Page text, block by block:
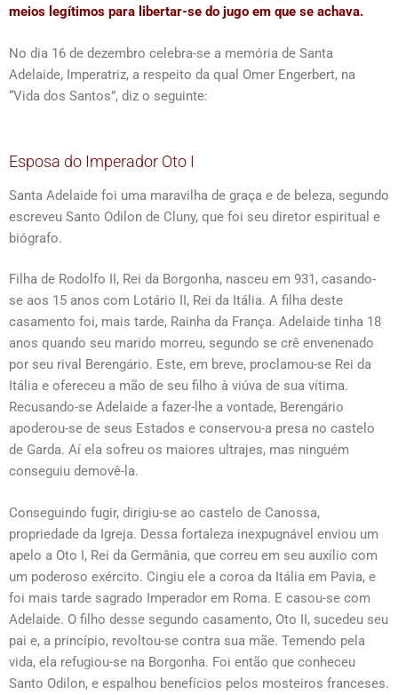
meios legítimos para libertar-se do jugo em que se achava.
No dia 16 de dezembro celebra-se a memória de Santa
Adelaide, Imperatriz, a respeito da qual Omer Engerbert, na
“Vida dos Santos”, diz o seguinte:
Esposa do Imperador Oto I
Santa Adelaide foi uma maravilha de graça e de beleza, segundo
escreveu Santo Odilon de Cluny, que foi seu diretor espiritual e
biógrafo.
Filha de Rodolfo II, Rei da Borgonha, nasceu em 931, casando-
se aos 15 anos com Lotário II, Rei da Itália. A filha deste
casamento foi, mais tarde, Rainha da França. Adelaide tinha 18
anos quando seu marido morreu, segundo se crê envenenado
por seu rival Berengário. Este, em breve, proclamou-se Rei da
Itália e ofereceu a mão de seu filho à viúva de sua vítima.
Recusando-se Adelaide a fazer-lhe a vontade, Berengário
apoderou-se de seus Estados e conservou-a presa no castelo
de Garda. Aí ela sofreu os maiores ultrajes, mas ninguém
conseguiu demovê-la.
Conseguindo fugir, dirigiu-se ao castelo de Canossa,
propriedade da Igreja. Dessa fortaleza inexpugnável enviou um
apelo a Oto I, Rei da Germânia, que correu em seu auxílio com
um poderoso exército. Cingiu ele a coroa da Itália em Pavia, e
foi mais tarde sagrado Imperador em Roma. E casou-se com
Adelaide. O filho desse segundo casamento, Oto II, sucedeu seu
pai e, a princípio, revoltou-se contra sua mãe. Temendo pela
vida, ela refugiou-se na Borgonha. Foi então que conheceu
Santo Odilon, e espalhou benefícios pelos mosteiros franceses.